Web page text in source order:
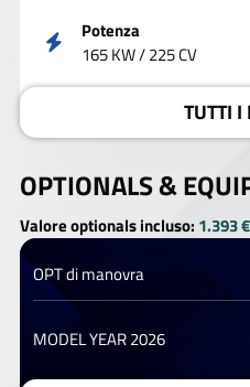
Potenza
165 KW / 225 CV
TUTTI I
OPTIONALS &
Valore optionals incluso: 1.393 €
OPT di manovra
MODEL YEAR 2026